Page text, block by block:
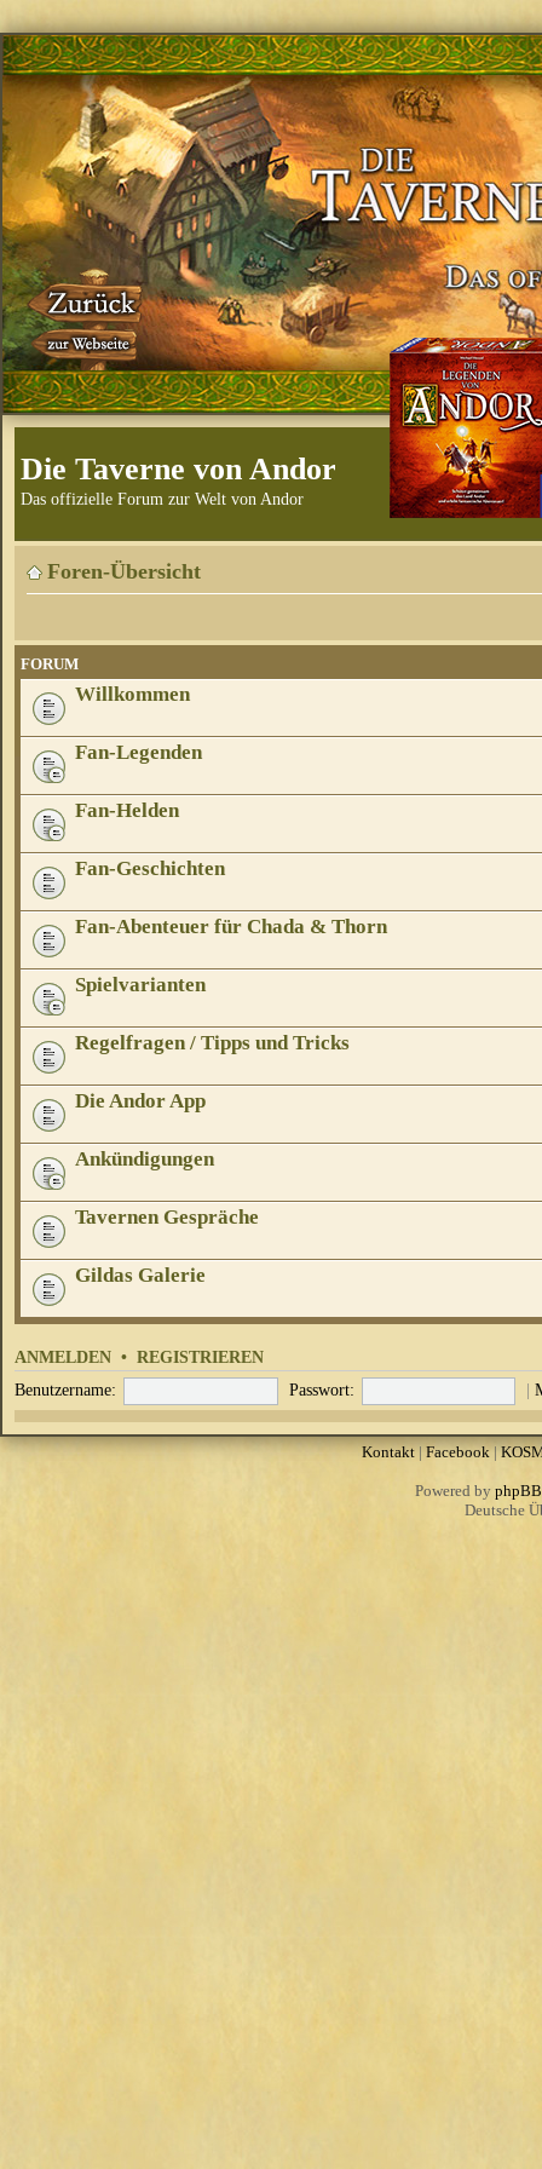
Die Taverne von Andor
Das offizielle Forum zur Welt von Andor
Foren-Übersicht
FORUM
Willkommen
Fan-Legenden
Fan-Helden
Fan-Geschichten
Fan-Abenteuer für Chada & Thorn
Spielvarianten
Regelfragen / Tipps und Tricks
Die Andor App
Ankündigungen
Tavernen Gespräche
Gildas Galerie
ANMELDEN • REGISTRIEREN
Benutzername: Passwort: |
Kontakt| Facebook|
Powered by phpBB
Deutsche